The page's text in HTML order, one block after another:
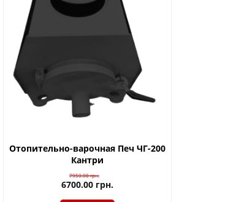
Отопительно-варочная Печ ЧГ-200
Кантри
7950.00грн.
6700.00 грн.